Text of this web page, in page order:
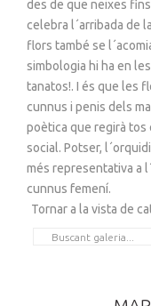
des de que neixes
celebra l´arribada de
flors també se
simbologia hi ha en
tanatos!. I és que les
cunnus i penis dels
poètica que regirà tos
social. Potser,
més representativa a
cunnus femení.
Tornar a la vista de